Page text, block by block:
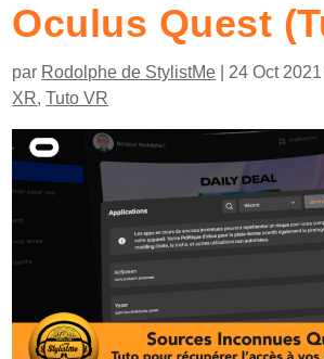
Oculus Quest
par Rodolphe de StylistMe 24 Oct 2021
XR,Tuto VR